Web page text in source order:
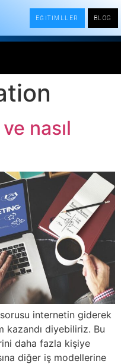
EĞİTİMLLER BLOG
nasıl
internetin giderek
kazandı diyebiliriz. Bu
daha fazla kişiye
diğer iş modellerine